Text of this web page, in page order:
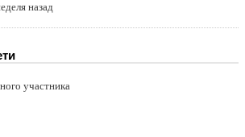
назад
участника